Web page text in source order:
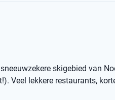
skigebied van
Veel lekkere restaurants,